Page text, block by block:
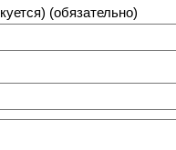
(обязательно)